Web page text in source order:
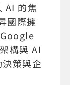
AI 的焦
國際擁
構與 AI
策與企